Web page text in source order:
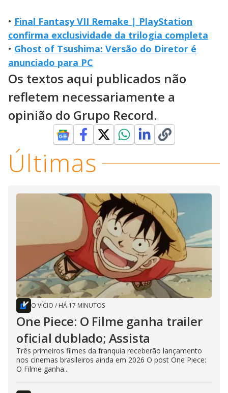
• Final Fantasy VII Remake | PlayStation
confirma exclusividade da trilogia completa
• Ghost of Tsushima: Versão do Diretor é
anunciado para PC
Os textos aqui publicados não
refletem necessariamente a
opinião do Grupo Record.
Últimas
O VÍCIO / HÁ 17 MINUTOS
One Piece: O Filme ganha trailer
oficial dublado; Assista
Três primeiros filmes da franquia receberão lançamento
nos cinemas brasileiros ainda em 2026 O post One Piece:
O Filme ganha...